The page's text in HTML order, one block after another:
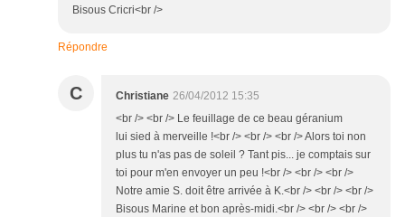
Bisous Cricri<br />
Répondre
C Christiane 26/04/2012 15:35
<br /> <br /> Le feuillage de ce beau géranium
lui sied à merveille !<br /> <br /> <br /> Alors toi non
plus tu n'as pas de soleil ? Tant pis... je comptais sur
toi pour m'en envoyer un peu !<br /> <br /> <br />
Notre amie S. doit être arrivée à K.<br /> <br /> <br />
Bisous Marine et bon après-midi.<br /> <br /> <br />